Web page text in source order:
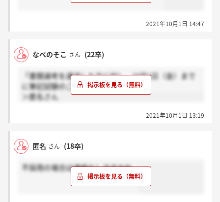
2021年10月1日 14:47
なべのそこ さん (22卒)
「書類選考を通過した方に対し、10月1日（金）まで
に筆記試験のご連絡をします。」
＞匿名さん
2021年10月1日 13:19
匿名 さん (18卒)
不採用の場合は連絡なしですかね...